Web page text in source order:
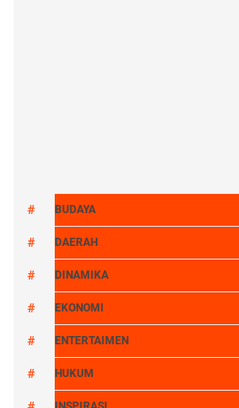
BUDAYA
DAERAH
DINAMIKA
EKONOMI
ENTERTAIMEN
HUKUM